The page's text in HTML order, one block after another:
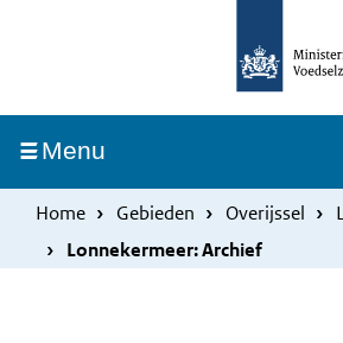
inhoud
gaan
MenuIngeklapt
Home Gebieden Overijssel
Lonnekermeer: Archief